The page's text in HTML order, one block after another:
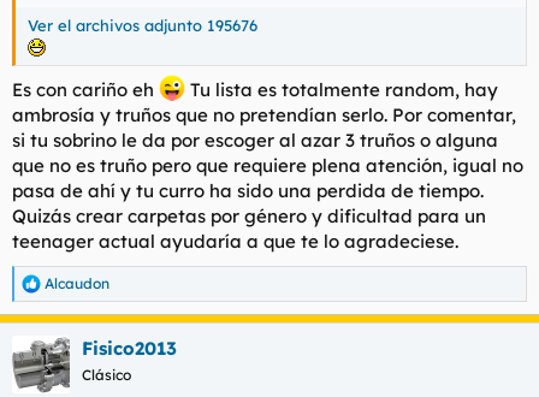
Ver el archivos adjunto 195676
Es con cariño eh
Tu lista es totalmente random, hay
ambrosía y truños que no pretendían serlo. Por comentar,
si tu sobrino le da por escoger al azar 3 truños o alguna
que no es truño pero que requiere plena atención, igual no
pasa de ahí y tu curro ha sido una perdida de tiempo.
Quizás crear carpetas por género y dificultad para un
teenager actual ayudaría a que te lo agradeciese.
R
e
c
c
i
Alcaudon
Fisico2013
Clásico